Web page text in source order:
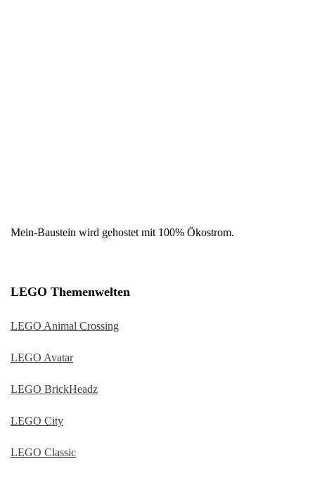
Mein-Baustein wird gehostet mit 100% Ökostrom.
LEGO Themenwelten
LEGO Animal Crossing
LEGO Avatar
LEGO BrickHeadz
LEGO City
LEGO Classic